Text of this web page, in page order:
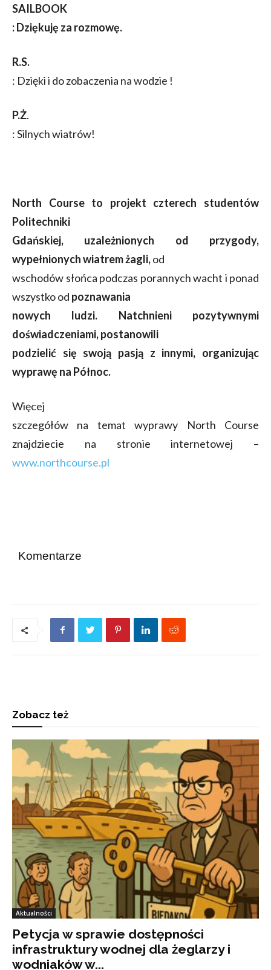
SAILBOOK
: Dziękuję za rozmowę.
R.S.
: Dzięki i do zobaczenia na wodzie !
P.Ż.
: Silnych wiatrów!
North Course to projekt czterech studentów
Politechniki
Gdańskiej, uzależnionych od przygody,
wypełnionych wiatrem żagli,od
wschodów słońca podczas porannych wacht i ponad
wszystko od poznawania
nowych ludzi.
Natchnieni pozytywnymi
doświadczeniami, postanowili
podzielić się swoją pasją z innymi, organizując
wyprawę na Północ.
Więcej
szczegółów na temat wyprawy North Course
znajdziecie na stronie internetowej –
www.northcourse.pl
Komentarze
Zobacz też
Aktualności
Petycja w sprawie dostępności
infrastruktury wodnej dla żeglarzy i
wodniaków w...